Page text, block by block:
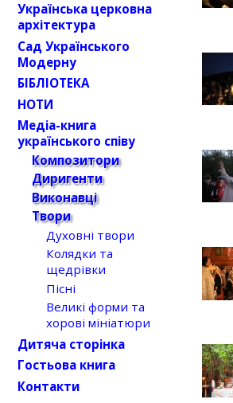
Українська церковна
архітектура
Сад Українського
Модерну
БІБЛІОТЕКА
НОТИ
Медіа-книга
українського співу
Композитори
Диригенти
Виконавці
Твори
Духовні твори
Колядки та
щедрівки
Пісні
Великі форми та
хорові мініатюри
Дитяча сторінка
Гостьова книга
Контакти